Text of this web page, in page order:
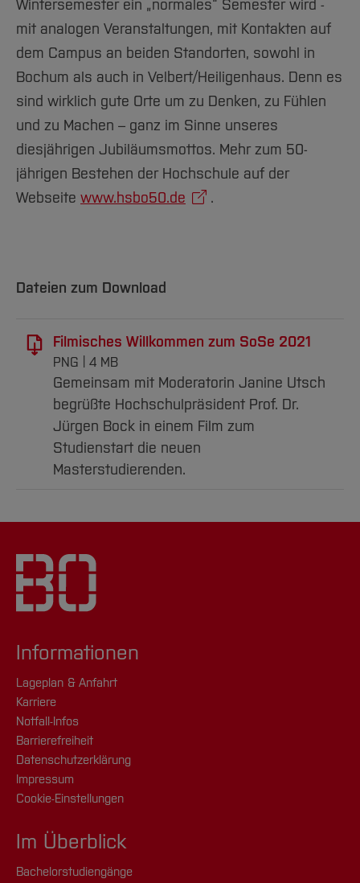
Wintersemester ein „normales“ Semester wird -
mit analogen Veranstaltungen, mit Kontakten auf
dem Campus an beiden Standorten, sowohl in
Bochum als auch in Velbert/Heiligenhaus. Denn es
sind wirklich gute Orte um zu Denken, zu Fühlen
und zu Machen – ganz im Sinne unseres
diesjährigen Jubiläumsmottos. Mehr zum 50-
jährigen Bestehen der Hochschule auf der
Webseite www.hsbo50.de .
Dateien zum Download
Filmisches Willkommen zum SoSe 2021
PNG 4 MB
Gemeinsam mit Moderatorin Janine Utsch
begrüßte Hochschulpräsident Prof. Dr.
Jürgen Bock in einem Film zum
Studienstart die neuen
Masterstudierenden.
Informationen
Lageplan & Anfahrt
Karriere
Notfall-Infos
Barrierefreiheit
Datenschutzerklärung
Impressum
Cookie-Einstellungen
Im Überblick
Bachelorstudiengänge